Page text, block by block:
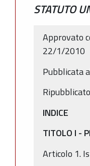
STATUTO
Approvato
22/1/2010
Pubblicata
INDICE
TITOLO I -
Articolo 1.